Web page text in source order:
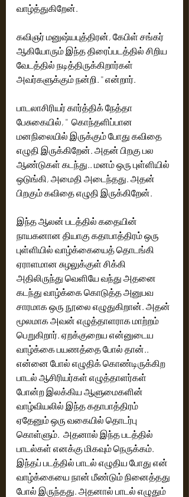
வாழ்த்துகிறேன்.
கவிஞர் மனுஷ்யபுத்திரன், கேபிள் சங்கர்
ஆகியோரும் இந்த திரைப்படத்தில் சிறிய
வேடத்தில் நடித்திருக்கிறார்கள்
அவர்களுக்கும் நன்றி. '' என்றார்.
பாடலாசிரியர் கார்த்திக் நேத்தா
பேசுகையில், ''  கொந்தளிப்பான
மனநிலையில் இருக்கும் போது கவிதை
எழுதி இருக்கிறேன். அதன் பிறகு பல
ஆண்டுகள் கடந்து.. மனம் ஒரு புள்ளியில்
ஒடுங்கி, அமைதி அடைந்தது. அதன்
பிறகும் கவிதை எழுதி இருக்கிறேன்.
இந்த ஆலன் படத்தில் கதையின்
நாயகனான தியாகு கதாபாத்திரம் ஒரு
புள்ளியில் வாழ்க்கையைத் தொடங்கி
ஏராளமான சுழலுக்குள் சிக்கி
அதிலிருந்து வெளியே வந்து அதனை
கடந்து வாழ்க்கை கொடுத்த அனுபவ
சாரமாக ஒரு நூலை எழுதுகிறான். அதன்
மூலமாக அவன் எழுத்தாளராக மாற்றம்
பெறுகிறார். ஏறக்குறைய என்னுடைய
வாழ்க்கை பயணத்தை போல் தான்..
என்னை போல் எழுதிக் கொண்டிருக்கிற
பாடல் ஆசிரியர்கள் எழுத்தாளர்கள்
போன்ற இலக்கிய ஆளுமைகளின்
வாழ்வியலில் இந்த கதாபாத்திரம்
ஏதேனும் ஒரு வகையில் தொடர்பு
கொள்ளும்.  அதனால் இந்த படத்தில்
பாடல்கள் எனக்கு மிகவும் நெருக்கம்.
இந்தப் படத்தில் பாடல் எழுதிய போது என்
வாழ்க்கையை நான் மீண்டும் நினைத்தது
போல் இருந்தது. அதனால் பாடல் எழுதும்